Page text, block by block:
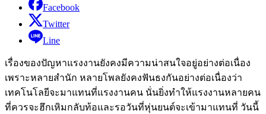
Facebook
Twitter
Line
เรื่องของปัญหาแรงงานยังคงมีความน่าสนใจอยู่อย่างต่อเนื่อง
เพราะหลายสำนัก หลายโพลยังคงฟันธงกันอย่างต่อเนื่องว่า
เทคโนโลยีจะมาแทนที่แรงงานคน นั่นยิ่งทำให้แรงงานหลายคน
ที่ควรจะฮึกเหิมกลับท้อและรอวันที่หุ่นยนต์จะเข้ามาแทนที่ วันนี้